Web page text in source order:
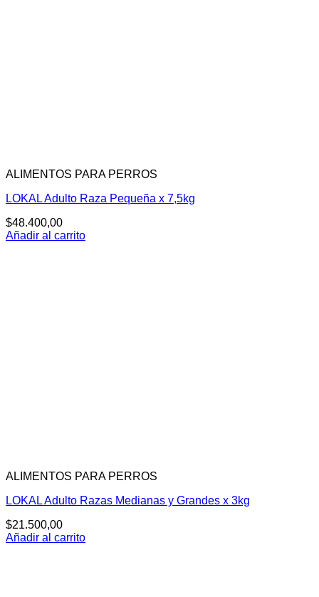
ALIMENTOS PARA PERROS
LOKAL Adulto Raza Pequeña x 7,5kg
$48.400,00
Añadir al carrito
ALIMENTOS PARA PERROS
LOKAL Adulto Razas Medianas y Grandes x 3kg
$21.500,00
Añadir al carrito